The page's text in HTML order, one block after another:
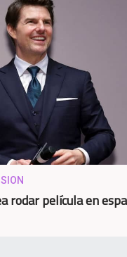
rodar película en